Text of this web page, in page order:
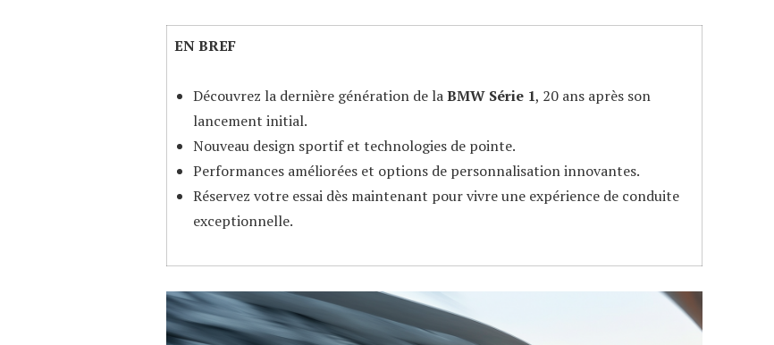
EN BREF
Découvrez la dernière génération de laBMW Série 1, 20 ans après son
lancement initial.
Nouveau design sportif et technologies de pointe.
Performances améliorées et options de personnalisation innovantes.
Réservez votre essai dès maintenant pour vivre une expérience de conduite
exceptionnelle.